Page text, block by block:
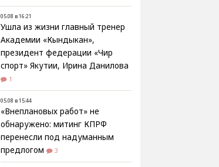
05.08 в 16:21
Ушла из жизни главный тренер
Академии «Кындыкан»,
президент федерации «Чир
спорт» Якутии, Ирина Данилова
1
05.08 в 15:44
«Внеплановых работ» не
обнаружено: митинг КПРФ
перенесли под надуманным
предлогом
3